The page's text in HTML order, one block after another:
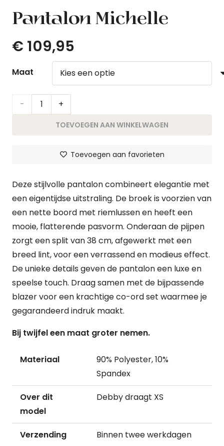
Pantalon Michelle
€ 109,95
Maat
Pantalon
TOEVOEGEN AAN WINKELWAGEN
Toevoegen aan favorieten
Deze stijlvolle pantalon combineert elegantie met
een eigentijdse uitstraling. De broek is voorzien van
een nette boord met riemlussen en heeft een
mooie, flatterende pasvorm. Onderaan de pijpen
zorgt een split van 38 cm, afgewerkt met een
breed lint, voor een verrassend en modieus effect.
De unieke details geven de pantalon een luxe en
speelse touch. Draag samen met de bijpassende
blazer voor een krachtige co-ord set waarmee je
gegarandeerd indruk maakt.
Bij twijfel een maat groter nemen.
Materiaal
90% Polyester, 10%
Spandex
Over dit
model
Debby draagt XS
Verzending Binnen twee werkdagen